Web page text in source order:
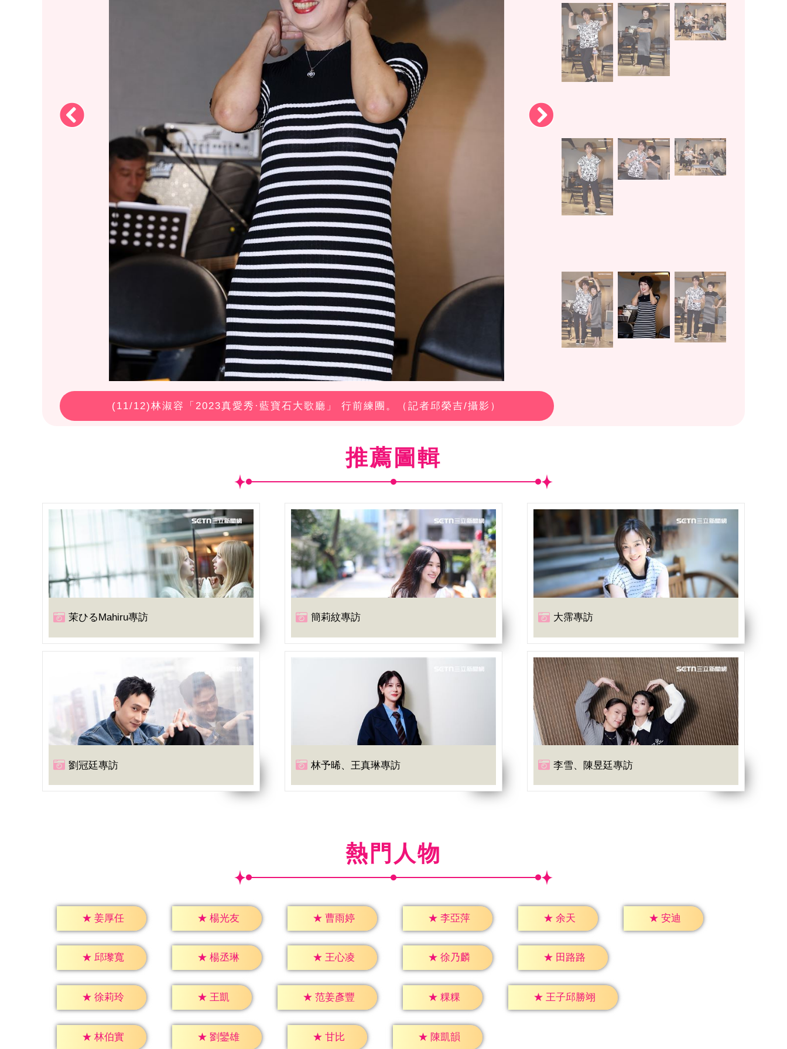
(11/12)林淑容「2023真愛秀·藍寶石大歌廳」 行前練團。（記者邱榮吉/攝影）
推薦圖輯
茉ひるMahiru專訪 簡莉紋專訪 大霈專訪
劉冠廷專訪 林予晞、王真琳專訪 李雪、陳昱廷專訪
熱門人物
★ 姜厚任 ★ 楊光友 ★ 曹雨婷 ★ 李亞萍 ★ 余天 ★ 安迪
★ 邱瓈寬 ★ 楊丞琳 ★ 王心凌 ★ 徐乃麟 ★ 田路路
★ 徐莉玲 ★ 王凱 ★ 范姜彥豐 ★ 粿粿 ★ 王子邱勝翊
★ 林伯實 ★ 劉鑾雄 ★ 甘比 ★ 陳凱韻